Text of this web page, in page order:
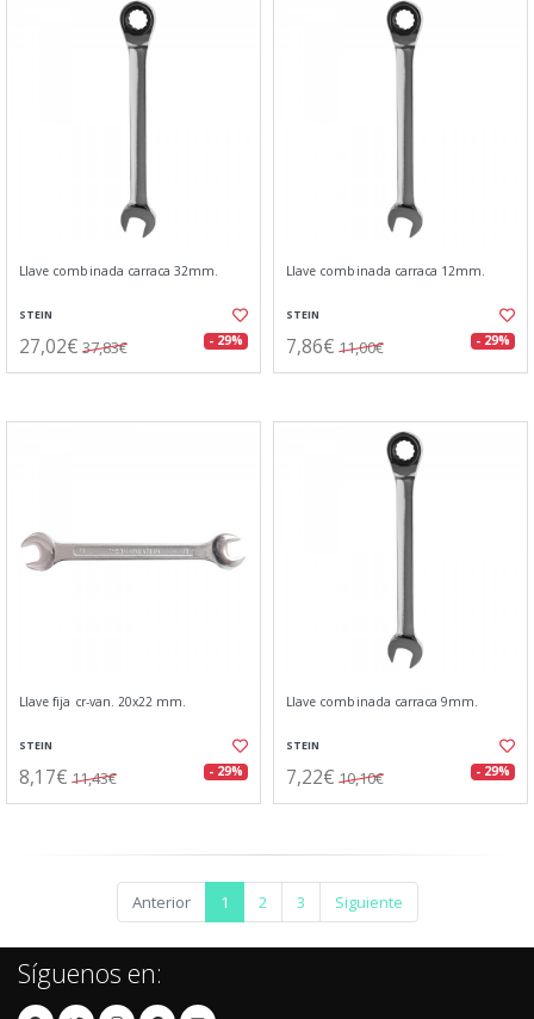
Llave combinada carraca 32mm.
STEIN
27,02€ 37,83€ - 29%
Llave combinada carraca 12mm.
STEIN
7,86€ 11,00€ - 29%
Llave fija cr-van. 20x22 mm.
STEIN
8,17€ 11,43€ - 29%
Llave combinada carraca 9mm.
STEIN
7,22€ 10,10€ - 29%
Anterior 1 2 3 Siguiente
Síguenos en: